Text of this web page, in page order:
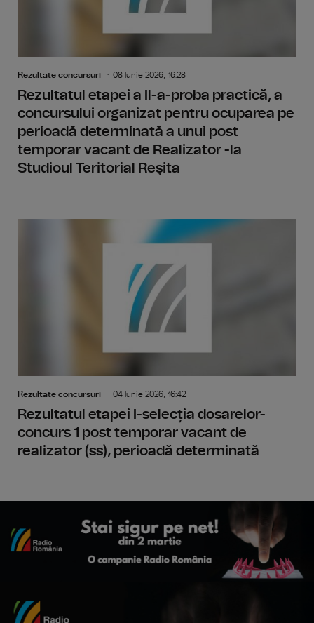
Rezultate concursuri 08 Iunie 2026, 16:28
Rezultatul etapei a Il-a-proba practică, a
concursului organizat pentru ocuparea pe
perioadă determinată a unui post
temporar vacant de Realizator -la
Studioul Teritorial Reşita
Rezultate concursuri 04 Iunie 2026, 16:42
Rezultatul etapei I-selecția dosarelor-
concurs 1 post temporar vacant de
realizator (ss), perioadă determinată